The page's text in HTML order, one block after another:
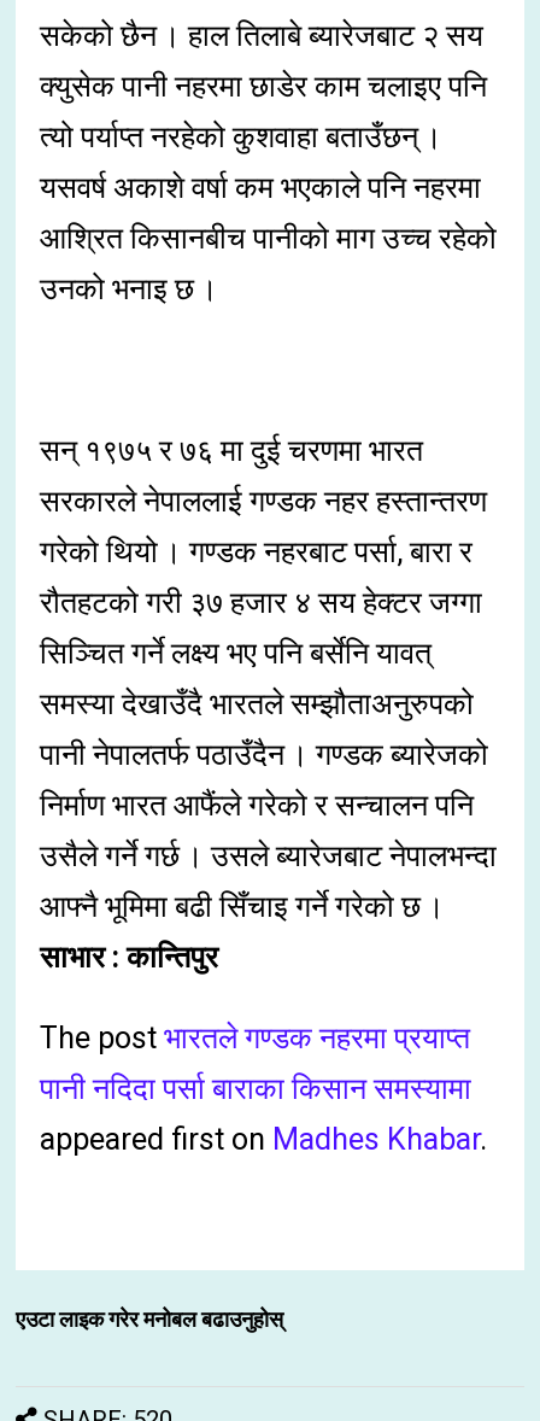
सकेको छैन । हाल तिलाबे ब्यारेजबाट २ सय
क्युसेक पानी नहरमा छाडेर काम चलाइए पनि
त्यो पर्याप्त नरहेको कुशवाहा बताउँछन् ।
यसवर्ष अकाशे वर्षा कम भएकाले पनि नहरमा
आश्रित किसानबीच पानीको माग उच्च रहेको
उनको भनाइ छ ।
सन् १९७५ र ७६ मा दुई चरणमा भारत
सरकारले नेपाललाई गण्डक नहर हस्तान्तरण
गरेको थियो । गण्डक नहरबाट पर्सा, बारा र
रौतहटको गरी ३७ हजार ४ सय हेक्टर जग्गा
सिञ्चित गर्ने लक्ष्य भए पनि बर्सेनि यावत्
समस्या देखाउँदै भारतले सम्झौताअनुरुपको
पानी नेपालतर्फ पठाउँदैन । गण्डक ब्यारेजको
निर्माण भारत आफैंले गरेको र सन्चालन पनि
उसैले गर्ने गर्छ । उसले ब्यारेजबाट नेपालभन्दा
आफ्नै भूमिमा बढी सिँचाइ गर्ने गरेको छ ।
साभार : कान्तिपुर
The postभारतले गण्डक नहरमा प्रयाप्त
पानी नदिदा पर्सा बाराका किसान समस्यामा
appeared first on Madhes Khabar.
एउटा लाइक गरेर मनोबल बढाउनुहोस्